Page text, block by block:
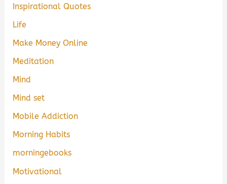
Inspirational Quotes
Life
Make Money Online
Meditation
Mind
Mind set
Mobile Addiction
Morning Habits
morningebooks
Motivational